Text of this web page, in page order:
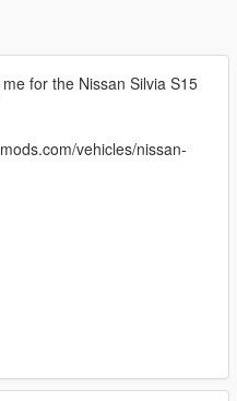
for the Nissan Silvia S15
vehicles/nissan-